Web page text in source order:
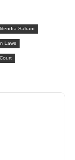
Sahani
Laws